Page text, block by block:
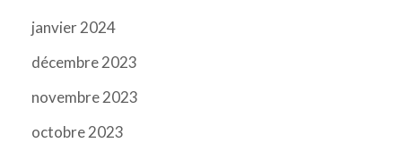
janvier 2024
décembre 2023
novembre 2023
octobre 2023